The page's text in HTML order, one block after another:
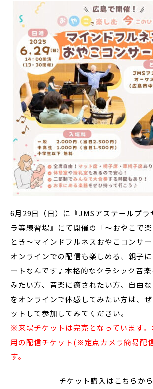
6月29日（日）に『JMSアステールプ
ラ等練習場』にて開催の「～おやこで
とき～マインドフルネスおやこコンサ
オンラインでの配信も楽しめる、親子
ートなんです♪本格的なクラシック音
みたい方、音楽に癒されたい方、自由
をオンラインで体感してみたい方は、
ットして参加してみてください。
※来場チケットは完売となっています
用の配信チケット(※定点カメラ簡易配
す。
チケット購入はこちらか